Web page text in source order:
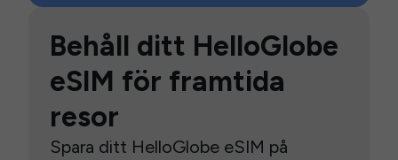
Behåll ditt HelloGlobe
eSIM för framtida
resor
Spara ditt HelloGlobe eSIM på